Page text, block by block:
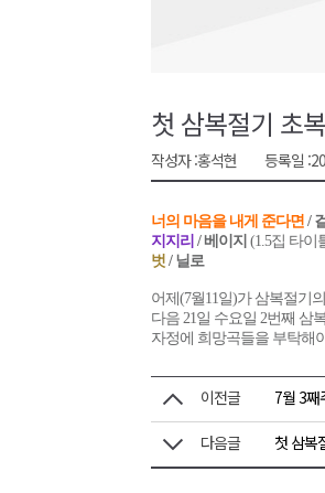
평창군 재해 예방 도로 시설물 정밀 안전 진단
동해시, '해군1함대로' 명예도로 4.1km 지정
첫 삼복절기 초
작성자 :홍석현 등록일 :
너의 마음을 내게 준다면 /
지지리 / 베이지 (1.5집 타이
벗 / 닐로
어제(7월11일)가 삼복절기
다음 21일 수요일 2번째 삼
자정에 희망곡들을 부탁해
이전글 7월 3째
다음글 첫 삼복